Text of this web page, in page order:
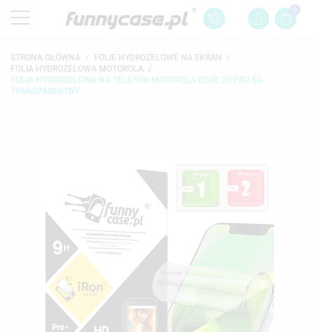
0
STRONA GŁÓWNA
FOLIE HYDROŻELOWE NA EKRAN
FOLIA HYDROŻELOWA MOTOROLA
FOLIA HYDROŻELOWA NA TELEFON MOTOROLA EDGE 20 PRO 5G
TRANSPARENTNY